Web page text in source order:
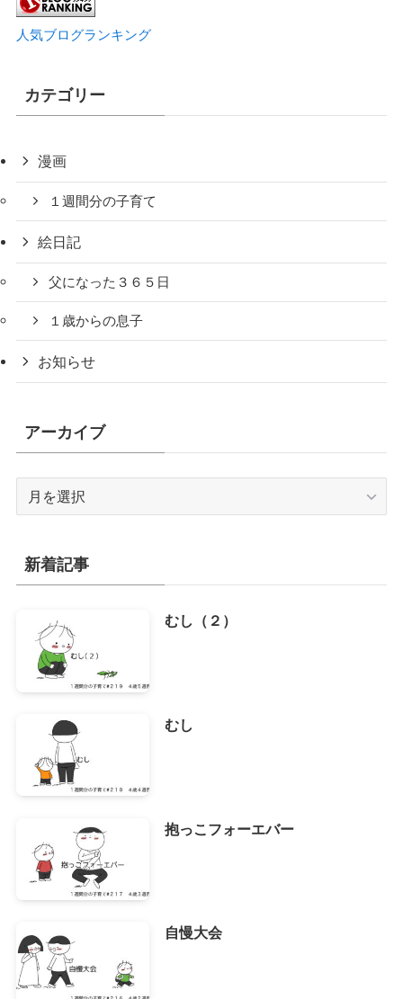
人気ブログランキング
カテゴリー
漫画
１週間分の子育て
絵日記
父になった３６５日
１歳からの息子
お知らせ
アーカイブ
イ
ブ
新着記事
むし（２）
むし
抱っこフォーエバー
自慢大会